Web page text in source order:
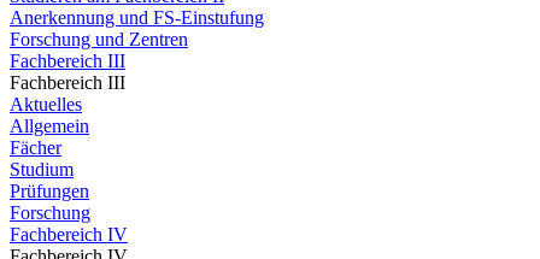
Anerkennung und FS-Einstufung
Forschung und Zentren
Fachbereich III
Fachbereich III
Aktuelles
Allgemein
Fächer
Studium
Prüfungen
Forschung
Fachbereich IV